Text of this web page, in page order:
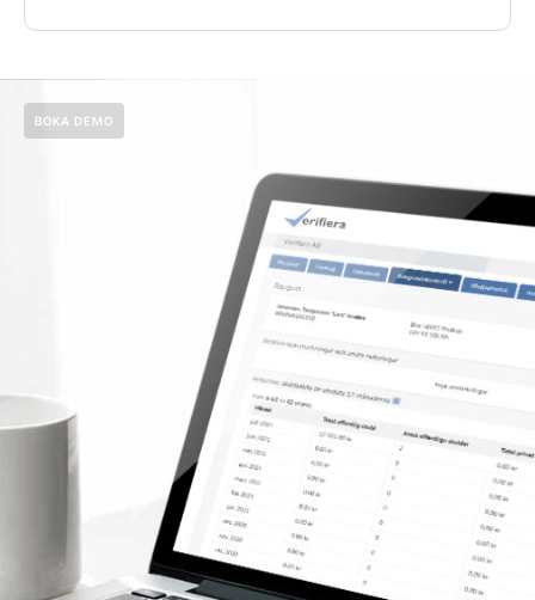
BOKA DEMO